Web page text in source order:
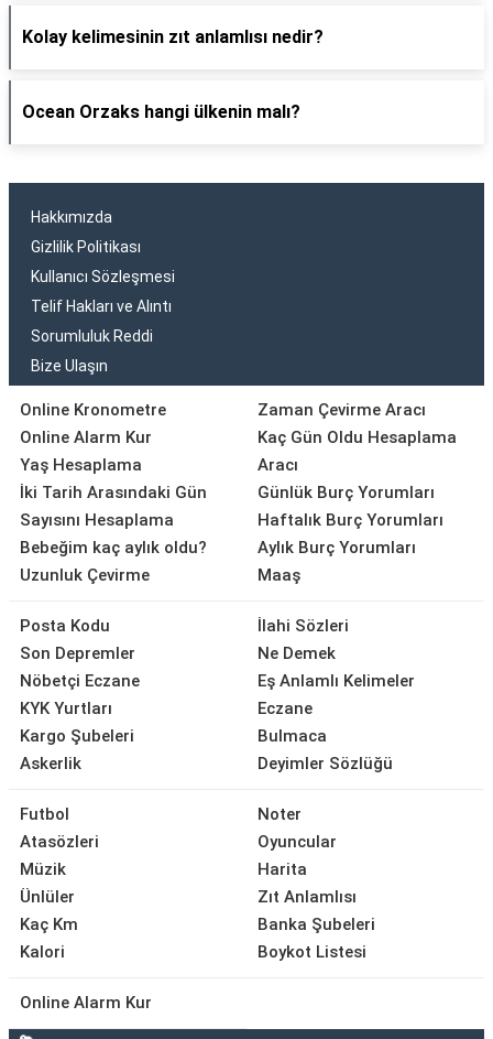
Kolay kelimesinin zıt anlamlısı nedir?
Ocean Orzaks hangi ülkenin malı?
Hakkımızda
Gizlilik Politikası
Kullanıcı Sözleşmesi
Telif Hakları ve Alıntı
Sorumluluk Reddi
Bize Ulaşın
Online Kronometre
Online Alarm Kur
Yaş Hesaplama
İki Tarih Arasındaki Gün
Sayısını Hesaplama
Bebeğim kaç aylık oldu?
Uzunluk Çevirme
Zaman Çevirme Aracı
Kaç Gün Oldu Hesaplama
Aracı
Günlük Burç Yorumları
Haftalık Burç Yorumları
Aylık Burç Yorumları
Maaş
Posta Kodu
Son Depremler
Nöbetçi Eczane
KYK Yurtları
Kargo Şubeleri
Askerlik
İlahi Sözleri
Ne Demek
Eş Anlamlı Kelimeler
Eczane
Bulmaca
Deyimler Sözlüğü
Futbol
Atasözleri
Müzik
Ünlüler
Kaç Km
Kalori
Noter
Oyuncular
Harita
Zıt Anlamlısı
Banka Şubeleri
Boykot Listesi
Online Alarm Kur